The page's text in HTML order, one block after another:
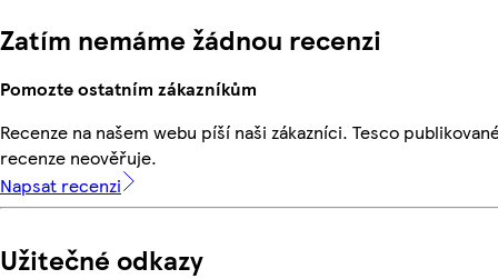
Zatím nemáme žádnou recenzi
Pomozte ostatním zákazníkům
Recenze na našem webu píší naši zákazníci. Tesco
recenze neověřuje.
Napsat recenzi
Užitečné odkazy